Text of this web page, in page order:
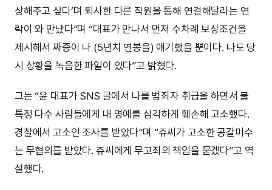
상해주고 싶다’며 퇴사한 다른 직원을 통해 연결해달라는 연
락이 와 만났다”며 “대표가 만나서 먼저 수차례 보상조건을
제시해서 짜증이 나 (5년치 연봉을) 얘기했을 뿐이다. 나도 당
시 상황을 녹음한 파일이 있다”고 밝혔다.
그는 “윤 대표가 SNS 글에서 나를 범죄자 취급을 하면서 불
특정 다수 사람들에게 내 명예를 심각하게 훼손해 고소했다.
경찰에서 고소인 조사를 받았다”며 “쥬씨가 고소한 공갈미수
는 무혐의를 받았다. 쥬씨에게 무고죄의 책임을 묻겠다”고 역
설했다.